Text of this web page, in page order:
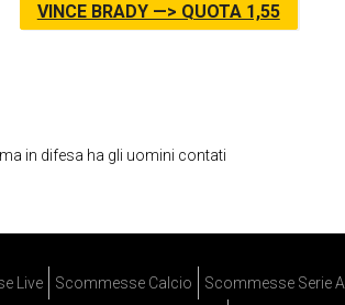
VINCE BRADY —> QUOTA 1,55
in difesa ha gli uomini contati
Live Scommesse Calcio Scommesse Serie A